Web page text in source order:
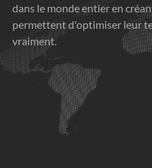
dans le monde entier en
permettent d'optimiser leur
vraiment.